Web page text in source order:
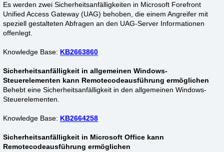
Es werden zwei Sicherheitsanfälligkeiten in Microsoft Forefront
Unified Access Gateway (UAG) behoben, die einem Angreifer mit
speziell gestalteten Abfragen an den UAG-Server Informationen
offenlegt.
Knowledge Base: KB2663860
Sicherheitsanfälligkeit in allgemeinen Windows-
Steuerelementen kann Remotecodeausführung ermöglichen
Behebt eine Sicherheitsanfälligkeit in den allgemeinen Windows-
Steuerelementen.
Knowledge Base: KB2664258
Sicherheitsanfälligkeit in Microsoft Office kann
Remotecodeausführung ermöglichen